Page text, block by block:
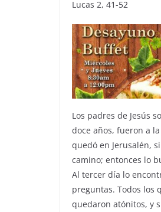
Lucas 2, 41-52
Los padres de Jesús
doce años, fueron a
quedó en Jerusalén,
camino; entonces lo
Al tercer día lo
preguntas. Todos los
quedaron atónitos, y